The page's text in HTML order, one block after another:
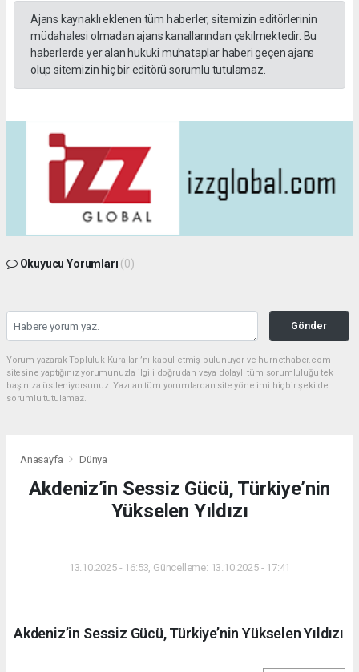
Ajans kaynaklı eklenen tüm haberler, sitemizin editörlerinin
müdahalesi olmadan ajans kanallarından çekilmektedir. Bu
haberlerde yer alan hukuki muhataplar haberi geçen ajans
olup sitemizin hiç bir editörü sorumlu tutulamaz.
Okuyucu Yorumları (0)
Gönder
Yorum yazarak Topluluk Kuralları’nı kabul etmiş bulunuyor ve hurnethaber.com
sitesine yaptığınız yorumunuzla ilgili doğrudan veya dolaylı tüm sorumluluğu tek
başınıza üstleniyorsunuz. Yazılan tüm yorumlardan site yönetimi hiçbir şekilde
sorumlu tutulamaz.
Anasayfa Dünya
Akdeniz’in Sessiz Gücü, Türkiye’nin
Yükselen Yıldızı
13.10.2025 - 16:53, Güncelleme: 13.10.2025 - 17:41
Akdeniz’in Sessiz Gücü, Türkiye’nin Yükselen Yıldızı